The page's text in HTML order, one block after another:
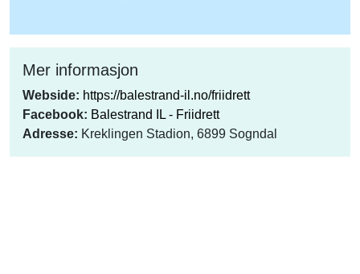
Mer informasjon
Webside: https://balestrand-il.no/friidrett
Facebook: Balestrand IL - Friidrett
Adresse: Kreklingen Stadion, 6899 Sogndal